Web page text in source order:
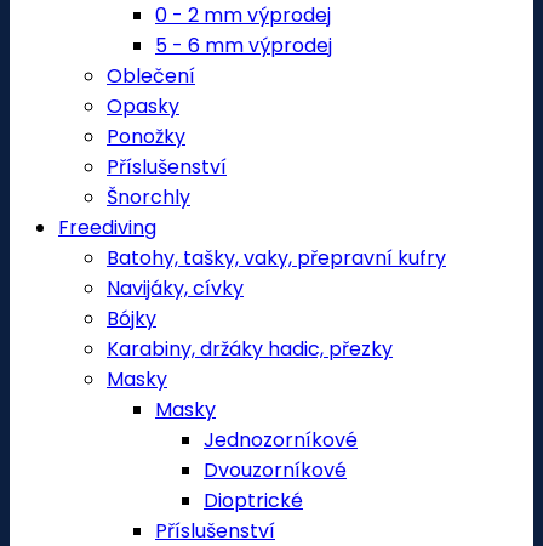
0 - 2 mm výprodej
5 - 6 mm výprodej
Oblečení
Opasky
Ponožky
Příslušenství
Šnorchly
Freediving
Batohy, tašky, vaky, přepravní kufry
Navijáky, cívky
Bójky
Karabiny, držáky hadic, přezky
Masky
Masky
Jednozorníkové
Dvouzorníkové
Dioptrické
Příslušenství